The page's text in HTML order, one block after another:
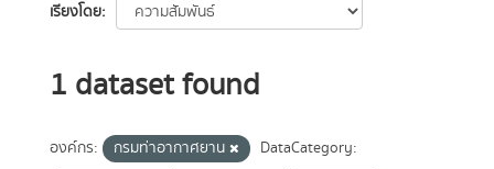
เรียงโดย
1 dataset found
องค์กร: กรมท่าอากาศยาน
DataCategory: